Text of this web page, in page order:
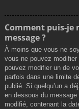
Comment puis-je
message ?
À moins que vous ne
vous ne pouvez
pouvez modifier un de
parfois dans une limite
publié. Si quelqu’un a
en dessous du message
modifié, contenant la